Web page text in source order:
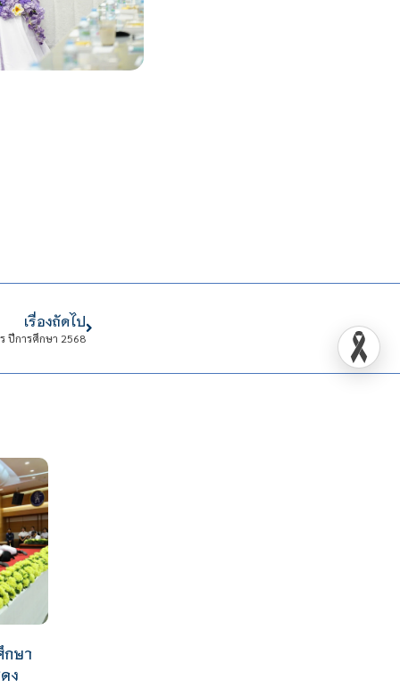
เรื่องถัดไป
ปีการศึกษา 2568
กษา
ง